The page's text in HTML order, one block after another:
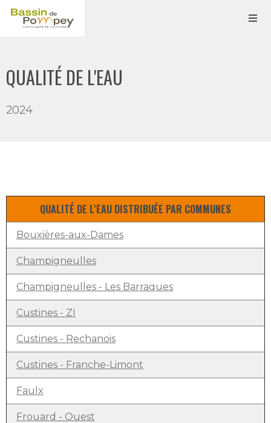
QUALITÉ DE L'EAU
2024
QUALITÉ DE L'EAU DISTRIBUÉE PAR COMMUNES
Bouxières-aux-Dames
Champigneulles
Champigneulles - Les Barraques
Custines - ZI
Custines - Rechanois
Custines - Franche-Limont
Faulx
Frouard - Ouest